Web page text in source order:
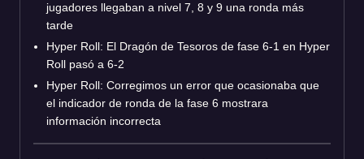
jugadores llegaban a nivel 7, 8 y 9 una ronda más
tarde
Hyper Roll: El Dragón de Tesoros de fase 6-1 en Hyper
Roll pasó a 6-2
Hyper Roll: Corregimos un error que ocasionaba que
el indicador de ronda de la fase 6 mostrara
información incorrecta